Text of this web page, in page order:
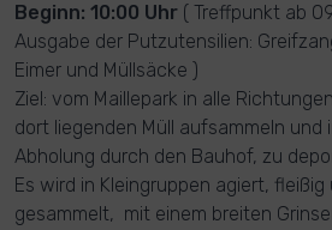
Beginn: 10:00 Uhr ( Treffpunkt ab
Ausgabe der Putzutensilien:
Eimer und Müllsäcke )
Ziel: vom Maillepark in alle
dort liegenden Müll aufsammeln und
Abholung durch den Bauhof, zu
Es wird in Kleingruppen agiert,
gesammelt, mit einem breiten